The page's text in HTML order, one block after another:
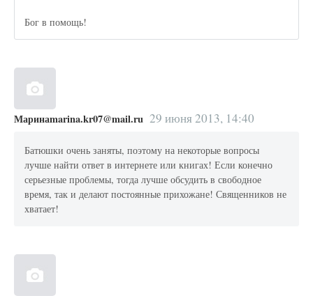
Бог в помощь!
Маринаmarina.kr07@mail.ru 29 июня 2013, 14:40
Батюшки очень заняты, поэтому на некоторые вопросы
лучше найти ответ в интернете или книгах! Если конечно
серьезные проблемы, тогда лучше обсудить в свободное
время, так и делают постоянные прихожане! Священников не
хватает!